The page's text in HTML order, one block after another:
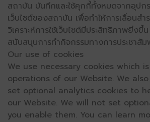
สถาบัน บันทึกและใช้คุกกี้ทั้งหมดจากอุปก
เว็บไซต์ของสถาบัน เพื่อทำให้การเลื่อนสำ
วิเคราะห์การใช้เว็บไซต์มีประสิทธิภาพยิ่งขึ้
สนับสนุนการทำกิจกรรมทางการประชาสั
Our use of cookies
We use necessary cookies which
operations of our Website. We
set optional analytics cookies to
our Website. We will not set
you enable them. You can learn